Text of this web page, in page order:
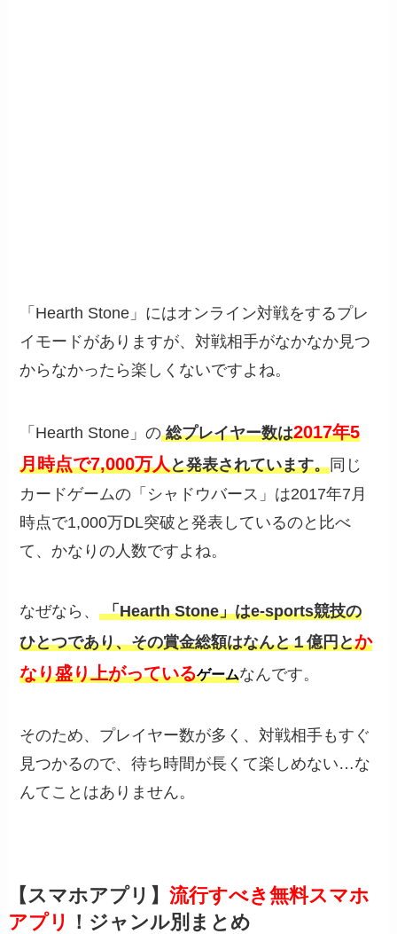
「Hearth Stone」にはオンライン対戦をするプレ
イモードがありますが、対戦相手がなかなか見つ
からなかったら楽しくないですよね。
「Hearth Stone」の 総プレイヤー数は2017年5
月時点で7,000万人と発表されています。 同じ
カードゲームの「シャドウバース」は2017年7月
時点で1,000万DL突破と発表しているのと比べ
て、かなりの人数ですよね。
なぜなら、 「Hearth Stone」はe-sports競技の
ひとつであり、その賞金総額はなんと１億円とか
なり盛り上がっているゲームなんです。
そのため、プレイヤー数が多く、対戦相手もすぐ
見つかるので、待ち時間が長くて楽しめない…な
んてことはありません。
【スマホアプリ】 流行すべき無料スマホ
アプリ ！ジャンル別まとめ